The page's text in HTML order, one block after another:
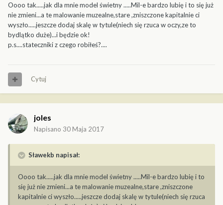
Oooo tak.....jak dla mnie model świetny .....Mil-e bardzo lubię i to się już
nie zmieni...a te malowanie muzealne,stare ,zniszczone kapitalnie ci
wyszło.....jeszcze dodaj skalę w tytule(niech się rzuca w oczy,ze to
bydlątko duże)...i będzie ok!
p.s....stateczniki z czego robiłeś?....
Cytuj
joles
Napisano 30 Maja 2017
Sławekb napisał:
Oooo tak.....jak dla mnie model świetny .....Mil-e bardzo lubię i to
się już nie zmieni...a te malowanie muzealne,stare ,zniszczone
kapitalnie ci wyszło.....jeszcze dodaj skalę w tytule(niech się rzuca